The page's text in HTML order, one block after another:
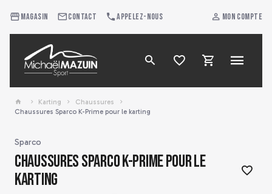
Magasin Contact Appelez-nous Mon compte
Karting
Chaussures
Chaussures Sparco K-Prime pour le karting
Sparco
Chaussures Sparco K-Prime pour le
karting